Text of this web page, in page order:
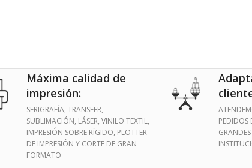
Máxima calidad de
impresión:
SERIGRAFÍA, TRANSFER,
SUBLIMACIÓN, LÁSER, VINILO TEXTIL,
IMPRESIÓN SOBRE RÍGIDO, PLOTTER
DE IMPRESIÓN Y CORTE DE GRAN
FORMATO
PEDIDOS